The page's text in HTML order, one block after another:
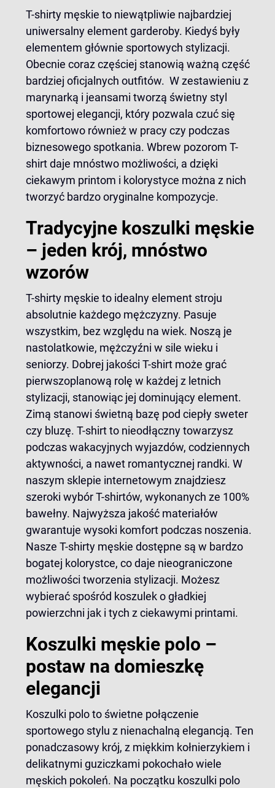
T-shirty męskie to niewątpliwie najbardziej
uniwersalny element garderoby. Kiedyś były
elementem głównie sportowych stylizacji.
Obecnie coraz częściej stanowią ważną część
bardziej oficjalnych outfitów. W zestawieniu z
marynarką i jeansami tworzą świetny styl
sportowej elegancji, który pozwala czuć się
komfortowo również w pracy czy podczas
biznesowego spotkania. Wbrew pozorom T-
shirt daje mnóstwo możliwości, a dzięki
ciekawym printom i kolorystyce można z nich
tworzyć bardzo oryginalne kompozycje.
Tradycyjne koszulki męskie
– jeden krój, mnóstwo
wzorów
T-shirty męskie to idealny element stroju
absolutnie każdego mężczyzny. Pasuje
wszystkim, bez względu na wiek. Noszą je
nastolatkowie, mężczyźni w sile wieku i
seniorzy. Dobrej jakości T-shirt może grać
pierwszoplanową rolę w każdej z letnich
stylizacji, stanowiąc jej dominujący element.
Zimą stanowi świetną bazę pod ciepły sweter
czy bluzę. T-shirt to nieodłączny towarzysz
podczas wakacyjnych wyjazdów, codziennych
aktywności, a nawet romantycznej randki. W
naszym sklepie internetowym znajdziesz
szeroki wybór T-shirtów, wykonanych ze 100%
bawełny. Najwyższa jakość materiałów
gwarantuje wysoki komfort podczas noszenia.
Nasze T-shirty męskie dostępne są w bardzo
bogatej kolorystce, co daje nieograniczone
możliwości tworzenia stylizacji. Możesz
wybierać spośród koszulek o gładkiej
powierzchni jak i tych z ciekawymi printami.
Koszulki męskie polo –
postaw na domieszkę
elegancji
Koszulki poloto świetne połączenie
sportowego stylu z nienachalną elegancją. Ten
ponadczasowy krój, z miękkim kołnierzykiem i
delikatnymi guziczkami pokochało wiele
męskich pokoleń. Na początku koszulki polo